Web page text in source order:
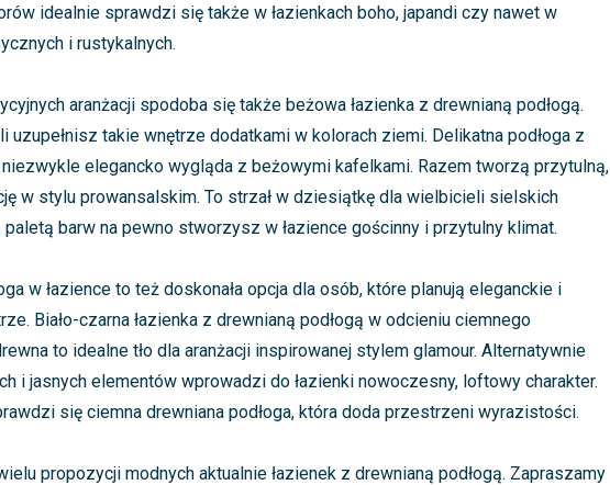
idealnie sprawdzi się także w łazienkach boho, japandi czy nawet w
i rustykalnych.
aranżacji spodoba się także beżowa łazienka z drewnianą podłogą.
uzupełnisz takie wnętrze dodatkami w kolorach ziemi. Delikatna podłoga z
elegancko wygląda z beżowymi kafelkami. Razem tworzą przytulną,
w stylu prowansalskim. To strzał w dziesiątkę dla wielbicieli sielskich
barw na pewno stworzysz w łazience gościnny i przytulny klimat.
w łazience to też doskonała opcja dla osób, które planują eleganckie i
Biało-czarna łazienka z drewnianą podłogą w odcieniu ciemnego
to idealne tło dla aranżacji inspirowanej stylem glamour. Alternatywnie
i jasnych elementów wprowadzi do łazienki nowoczesny, loftowy charakter.
się ciemna drewniana podłoga, która doda przestrzeni wyrazistości.
propozycji modnych aktualnie łazienek z drewnianą podłogą. Zapraszamy